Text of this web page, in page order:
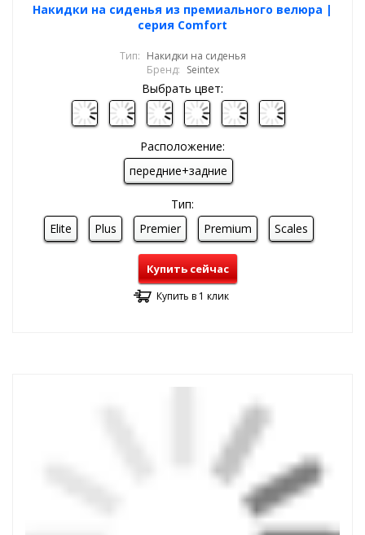
Накидки на сиденья из премиального велюра |
серия Comfort
Тип: Накидки на сиденья
Бренд: Seintex
Выбрать цвет:
Расположение:
передние+задние
Тип:
Elite
Plus Premier Premium Scales
Купить сейчас
Купить в 1 клик